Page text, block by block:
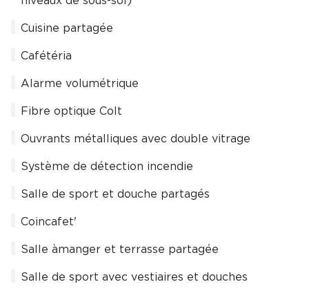
Cuisine partagée
Cafétéria
Alarme volumétrique
Fibre optique Colt
Ouvrants métalliques avec double vitrage
Système de détection incendie
Salle de sport et douche partagés
Coincafet'
Salle àmanger et terrasse partagée
Salle de sport avec vestiaires et douches